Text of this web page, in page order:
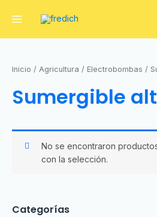
Categorías
Inicio / Agricultura / Electrobombas /
Sumergible
No se encontraron
con la selección.